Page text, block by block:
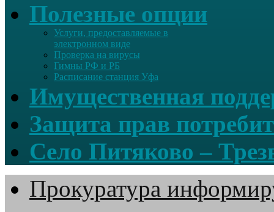
Полезные опции
Услуги, предоставляемые в
электронном виде
Проверка на вирусы
Гимны РФ и РБ
Расписание станция Уфа
Имущественная
Защита прав
Село Питяково –
Прокуратура